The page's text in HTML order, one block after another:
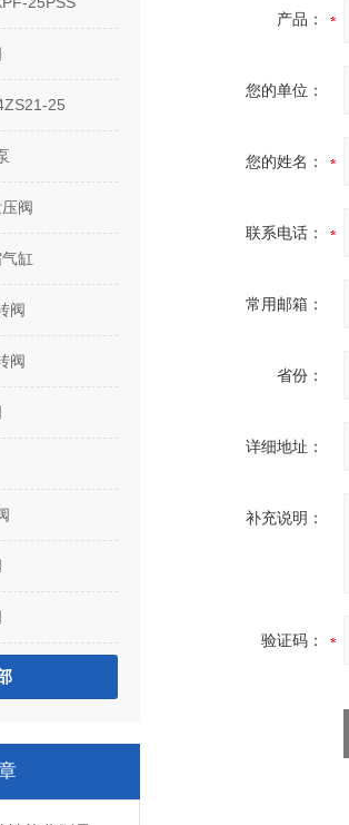
25
阀
缸
阀
阀
产品：
您的单位：
您的姓名：
联系电话：
常用邮箱：
省份：
详细地址：
补充说明：
验证码：